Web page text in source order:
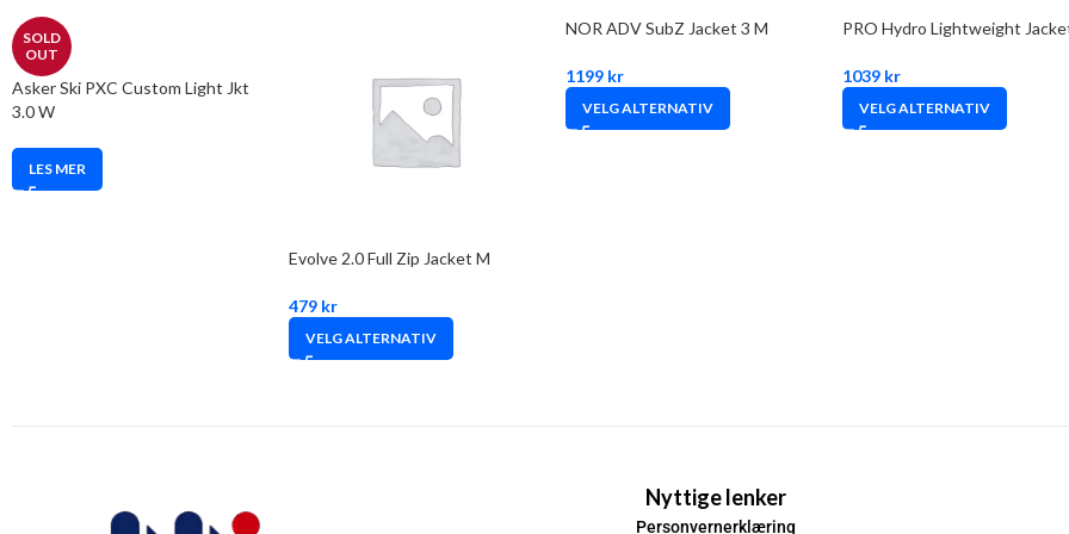
SOLD
OUT
Asker Ski PXC Custom Light Jkt
3.0 W
LES MER
Evolve 2.0 Full Zip Jacket M
479 kr
VELG ALTERNATIV
NOR ADV SubZ Jacket 3 M
1199 kr
VELG ALTERNATIV
PRO Hydro Lightweight
1039 kr
VELG ALTERNATIV
Nyttige lenker
Personvernerklæring